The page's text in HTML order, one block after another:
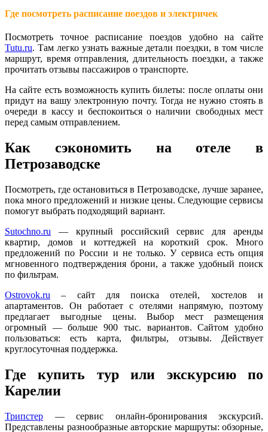
Где посмотреть расписание поездов и электричек
Посмотреть точное расписание поездов удобно на сайте
Tutu.ru. Там легко узнать важные детали поездки, в том числе
маршрут, время отправления, длительность поездки, а также
прочитать отзывы пассажиров о транспорте.
На сайте есть возможность купить билеты: после оплаты они
придут на вашу электронную почту. Тогда не нужно стоять в
очереди в кассу и беспокоиться о наличии свободных мест
перед самым отправлением.
Как сэкономить на отеле в
Петрозаводске
Посмотреть, где остановиться в Петрозаводске, лучше заранее,
пока много предложений и низкие цены. Следующие сервисы
помогут выбрать подходящий вариант.
Sutochno.ru — крупный российский сервис для аренды
квартир, домов и коттеджей на короткий срок. Много
предложений по России и не только. У сервиса есть опция
мгновенного подтверждения брони, а также удобный поиск
по фильтрам.
Ostrovok.ru – сайт для поиска отелей, хостелов и
апартаментов. Он работает с отелями напрямую, поэтому
предлагает выгодные цены. Выбор мест размещения
огромный — больше 900 тыс. вариантов. Сайтом удобно
пользоваться: есть карта, фильтры, отзывы. Действует
круглосуточная поддержка.
Где купить тур или экскурсию по
Карелии
Трипстер — сервис онлайн-бронирования экскурсий.
Представлены разнообразные авторские маршруты: обзорные,